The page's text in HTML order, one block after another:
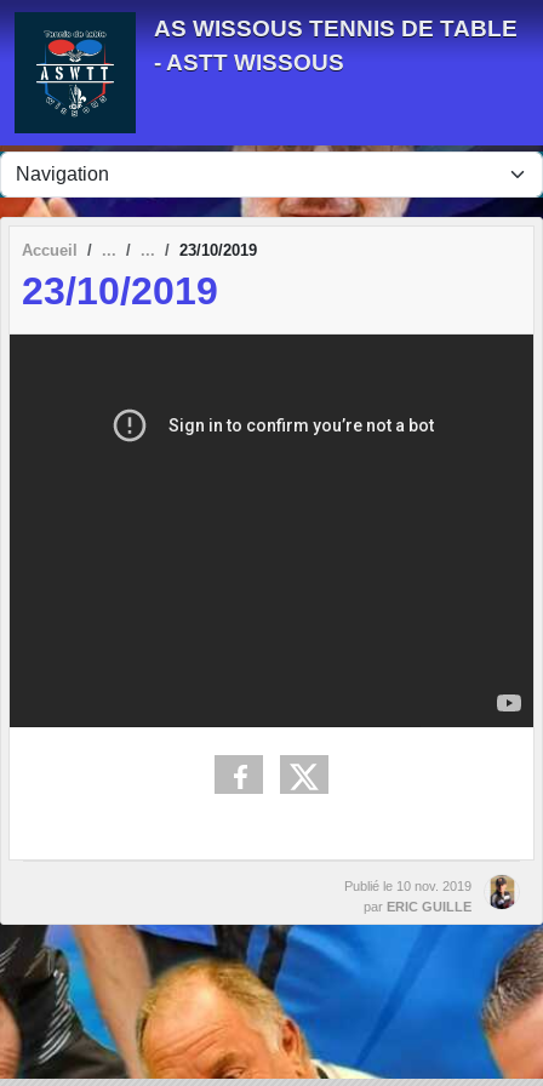
AS WISSOUS TENNIS DE TABLE
- ASTT WISSOUS
Accueil 23/10/2019
23/10/2019
Publié le 10 nov. 2019
par ERIC GUILLE
Panneau de gestion des cookies